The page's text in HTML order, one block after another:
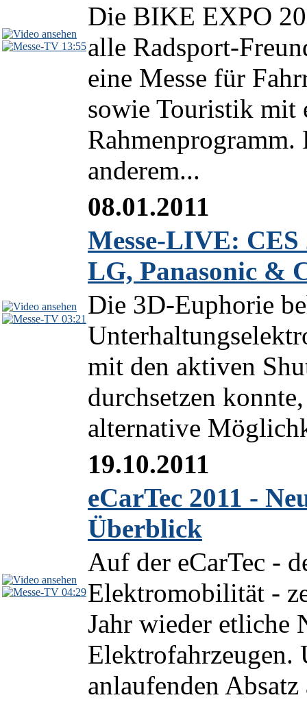
13:55
Die BIKE EXPO
alle Radsport-
eine Messe für
sowie Touristik mit
Rahmenprogramm.
anderem...
03:21
08.01.2011
Messe-LIVE: CES
LG, Panasonic &
Die 3D-Euphorie
mit den aktiven
durchsetzen
alternative
04:29
19.10.2011
eCarTec 2011 -
Überblick
Auf der eCarTec -
Elektromobilität -
Jahr wieder etliche
Elektrofahrzeugen.
anlaufenden